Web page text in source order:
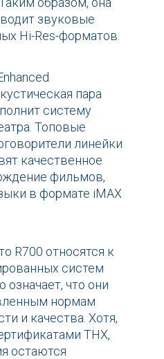
звуковые
Hi-Res-форматов.
пара
систему
Топовые
линейки
качественное
фильмов,
в формате iMAX
R700 относятся к
систем
означает, что они
нормам
и качества. Хотя,
THX,
остаются